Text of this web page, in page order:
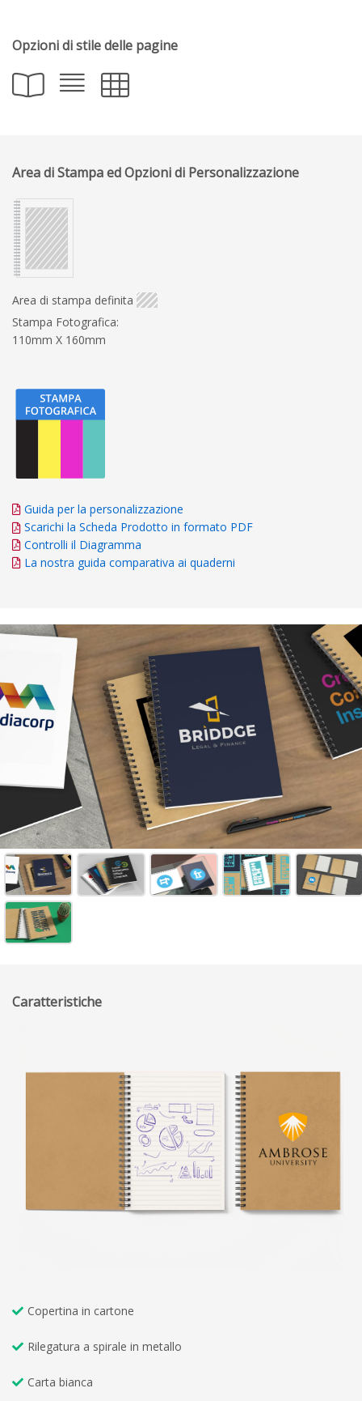
Opzioni di stile delle pagine
Area di Stampa ed Opzioni di Personalizzazione
Area di stampa definita
Stampa Fotografica:
110mm X 160mm
Guida per la personalizzazione
Scarichi la Scheda Prodotto in formato PDF
Controlli il Diagramma
La nostra guida comparativa ai quaderni
Caratteristiche
Copertina in cartone
Rilegatura a spirale in metallo
Carta bianca